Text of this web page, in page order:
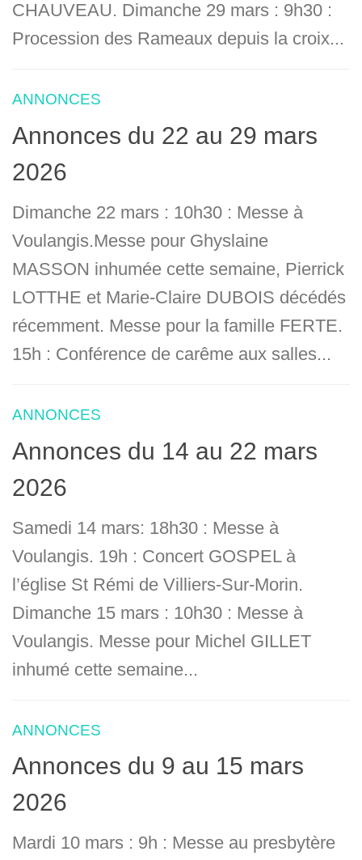
CHAUVEAU. Dimanche 29 mars : 9h30 :
Procession des Rameaux depuis la croix...
ANNONCES
Annonces du 22 au 29 mars
2026
Dimanche 22 mars : 10h30 : Messe à
Voulangis.Messe pour Ghyslaine
MASSON inhumée cette semaine, Pierrick
LOTTHE et Marie-Claire DUBOIS décédés
récemment. Messe pour la famille FERTE.
15h : Conférence de carême aux salles...
ANNONCES
Annonces du 14 au 22 mars
2026
Samedi 14 mars: 18h30 : Messe à
Voulangis. 19h : Concert GOSPEL à
l’église St Rémi de Villiers-Sur-Morin.
Dimanche 15 mars : 10h30 : Messe à
Voulangis. Messe pour Michel GILLET
inhumé cette semaine...
ANNONCES
Annonces du 9 au 15 mars
2026
Mardi 10 mars : 9h : Messe au presbytère